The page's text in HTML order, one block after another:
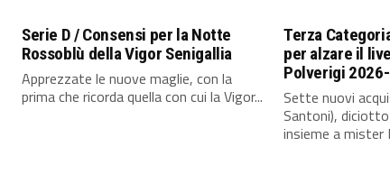
Serie D / Consensi per la Notte
Rossoblù della Vigor Senigallia
Apprezzate le nuove maglie, con la
prima che ricorda quella con cui la Vigor...
Terza
per alzare il
Polverigi
Sette nuovi
Santoni),
insieme a mister